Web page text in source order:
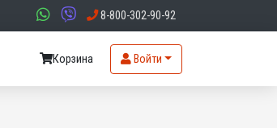
8-800-302-90-92
Корзина Войти